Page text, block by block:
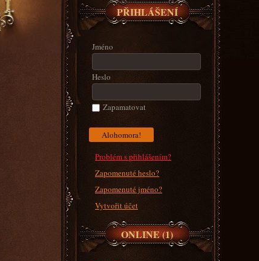
PŘIHLÁŠENÍ
Jméno
Heslo
Zapamatovat
Problém s přihlášením?
Zapomenuté heslo?
Zapomenuté jméno?
Vytvořit účet
ONLINE (1)